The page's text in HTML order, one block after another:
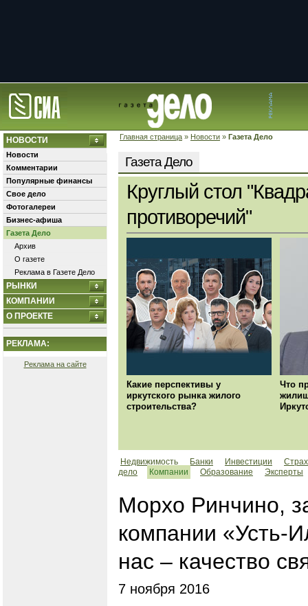
Главная страница » Новости » Газета Дело
НОВОСТИ
Новости
Комментарии
Популярные финансы
Свое дело
Фотогалереи
Бизнес-афиша
Газета Дело
Архив
О газете
Реклама в Газете Дело
РЫНКИ
КОМПАНИИ
О ПРОЕКТЕ
РЕКЛАМА:
Реклама на сайте
Газета Дело
Круглый стол
противоречий"
Какие перспективы у
иркутского рынка жилого
строительства?
Что
Недвижимость Банки Инвестиции
дело
Компании Образование Эксперты
Морхо Ринчино,
компании «Усть-
нас – качество
7 ноября 2016